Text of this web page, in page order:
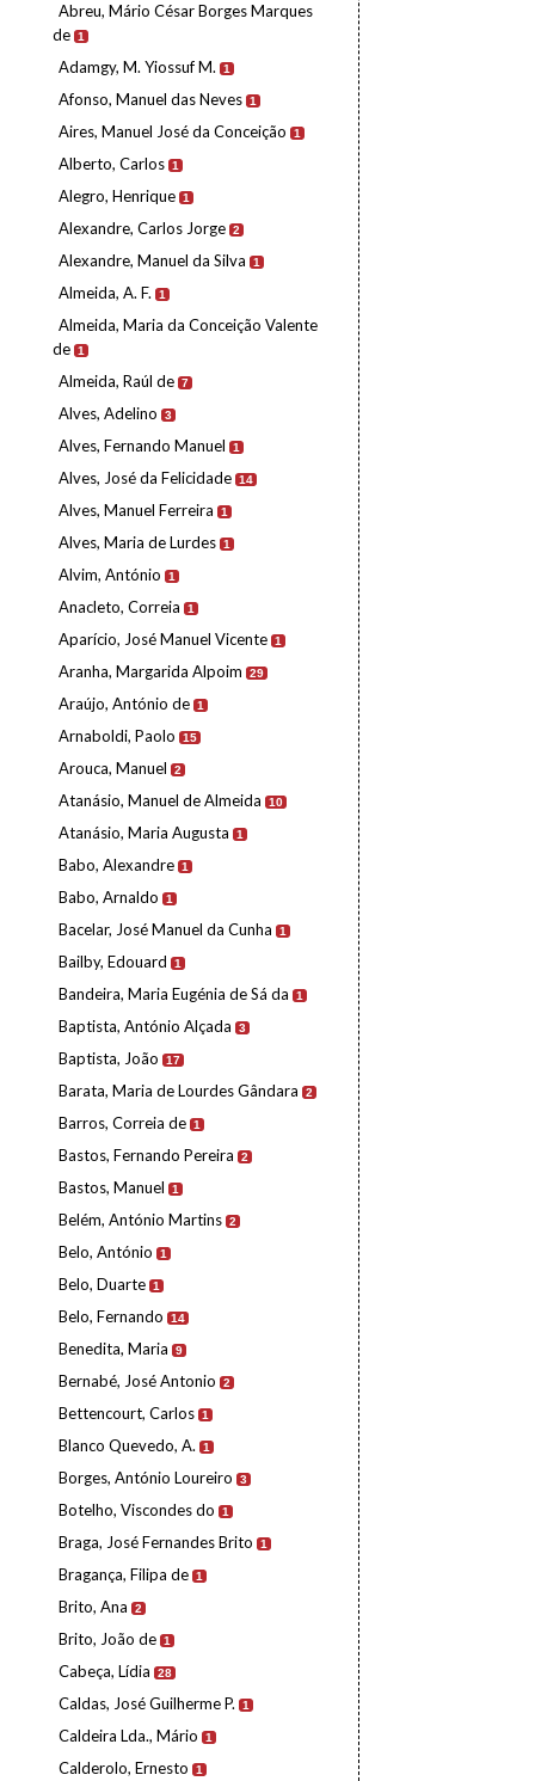
Abreu, Mário César Borges Marques
de 1
Adamgy, M. Yiossuf M. 1
Afonso, Manuel das Neves 1
Aires, Manuel José da Conceição 1
Alberto, Carlos 1
Alegro, Henrique 1
Alexandre, Carlos Jorge 2
Alexandre, Manuel da Silva 1
Almeida, A. F. 1
Almeida, Maria da Conceição Valente
de 1
Almeida, Raúl de 7
Alves, Adelino 3
Alves, Fernando Manuel 1
Alves, José da Felicidade 14
Alves, Manuel Ferreira 1
Alves, Maria de Lurdes 1
Alvim, António 1
Anacleto, Correia 1
Aparício, José Manuel Vicente 1
Aranha, Margarida Alpoim 29
Araújo, António de 1
Arnaboldi, Paolo 15
Arouca, Manuel 2
Atanásio, Manuel de Almeida 10
Atanásio, Maria Augusta 1
Babo, Alexandre 1
Babo, Arnaldo 1
Bacelar, José Manuel da Cunha 1
Bailby, Edouard 1
Bandeira, Maria Eugénia de Sá da 1
Baptista, António Alçada 3
Baptista, João 17
Barata, Maria de Lourdes Gândara 2
Barros, Correia de 1
Bastos, Fernando Pereira 2
Bastos, Manuel 1
Belém, António Martins 2
Belo, António 1
Belo, Duarte 1
Belo, Fernando 14
Benedita, Maria 9
Bernabé, José Antonio 2
Bettencourt, Carlos 1
Blanco Quevedo, A. 1
Borges, António Loureiro 3
Botelho, Viscondes do 1
Braga, José Fernandes Brito 1
Bragança, Filipa de 1
Brito, Ana 2
Brito, João de 1
Cabeça, Lídia 28
Caldas, José Guilherme P. 1
Caldeira Lda., Mário 1
Calderolo, Ernesto 1